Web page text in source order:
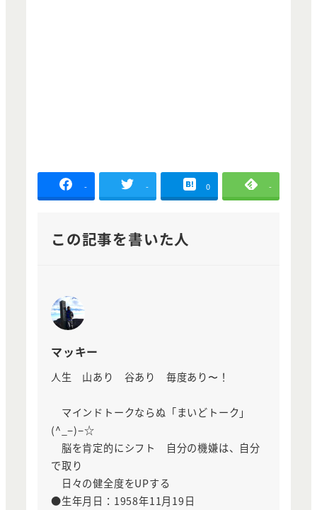
- - 0 -
この記事を書いた人
マッキー
人生 山あり 谷あり 毎度あり〜！
マインドトークならぬ「まいどトーク」
(^_−)−☆
脳を肯定的にシフト 自分の機嫌は、自分
で取り
日々の健全度をUPする
●生年月日：1958年11月19日